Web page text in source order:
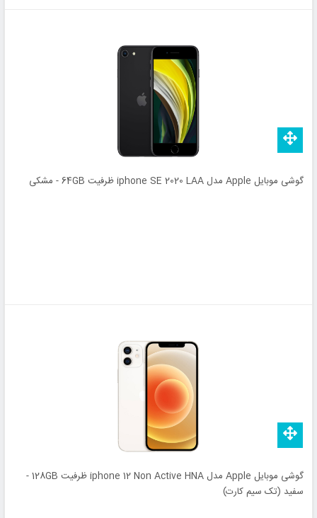
گوشی موبایل Apple مدل iphone SE 2020 LAA ظرفیت 64GB - مشکی
گوشی موبایل Apple مدل iphone 12 Non Active HNA ظرفیت 128GB -
سفید (تک سیم کارت)